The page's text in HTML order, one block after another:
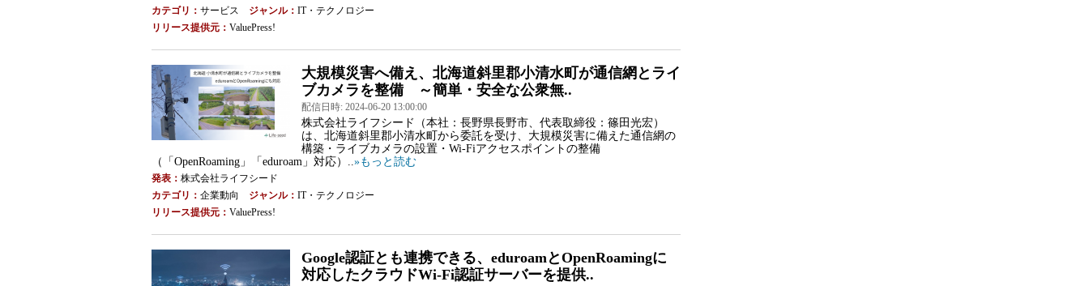
カテゴリ： サービス ジャンル： IT・テクノロジー
リリース提供元： ValuePress!
大規模災害へ備え、北海道斜里郡小清水町が通信網とライ
ブカメラを整備 ～簡単・安全な公衆無..
配信日時: 2024-06-20 13:00:00
株式会社ライフシード（本社：長野県長野市、代表取締役：篠田光宏）
は、北海道斜里郡小清水町から委託を受け、大規模災害に備えた通信網の
構築・ライブカメラの設置・Wi-Fiアクセスポイントの整備
（「OpenRoaming」「eduroam」対応）..»もっと読む
発表： 株式会社ライフシード
カテゴリ： 企業動向 ジャンル： IT・テクノロジー
リリース提供元： ValuePress!
Google認証とも連携できる、eduroamとOpenRoamingに
対応したクラウドWi-Fi認証サーバーを提供..